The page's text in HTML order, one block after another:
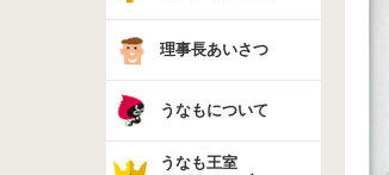
理事長あいさつ
うなもについて
うなも王室